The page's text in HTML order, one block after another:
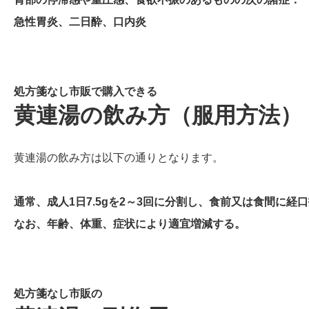
急性胃炎、二日酔、口内炎
処方箋なし市販で購入できる
黄連湯の飲み方（服用方法）
黄連湯の飲み方は以下の通りとなります。
通常、成人1日7.5gを2～3回に分割し、食前又は食間に経口
なお、年齢、体重、症状により適宜増減する。
処方箋なし市販の